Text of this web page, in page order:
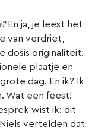
En ja, je leest het
van verdriet,
dosis originaliteit.
plaatje en
dag. En ik? Ik
Wat een feest!
wist ik: dit
vertelden dat